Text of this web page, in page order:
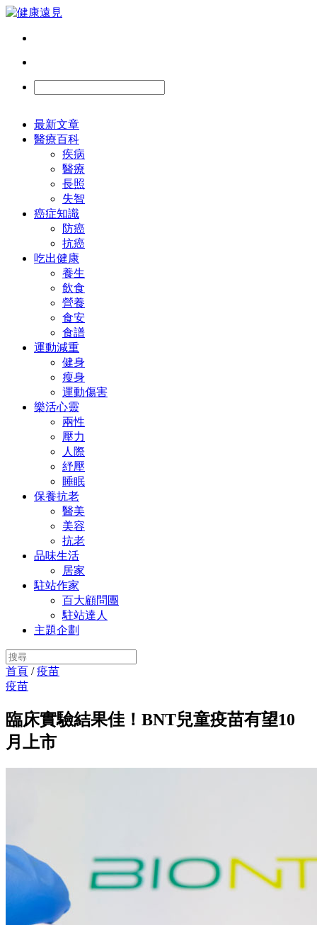
最新文章
醫療百科
疾病
醫療
長照
失智
癌症知識
防癌
抗癌
吃出健康
養生
飲食
營養
食安
食譜
運動減重
健身
瘦身
運動傷害
樂活心靈
兩性
壓力
人際
紓壓
睡眠
保養抗老
醫美
美容
抗老
品味生活
居家
駐站作家
百大顧問團
駐站達人
主題企劃
首頁 /疫苗
疫苗
臨床實驗結果佳！BNT兒童疫苗有望10
月上市